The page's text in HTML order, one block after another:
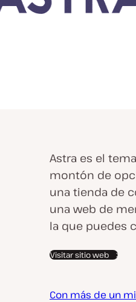
Astra es el
montón de
una tienda de
una web de
la que puedes
Visitar sitio web
Con más de un